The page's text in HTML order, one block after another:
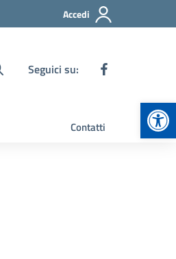
Accedi
Seguici su:
Contatti